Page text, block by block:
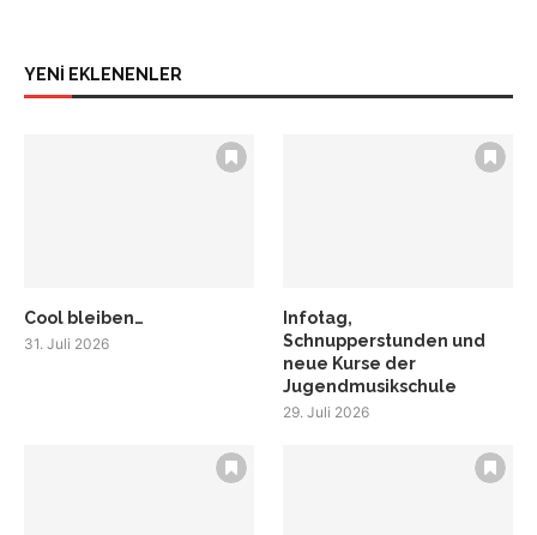
YENİ EKLENENLER
Cool bleiben…
31. Juli 2026
Infotag,
Schnupperstunden und
neue Kurse der
Jugendmusikschule
29. Juli 2026